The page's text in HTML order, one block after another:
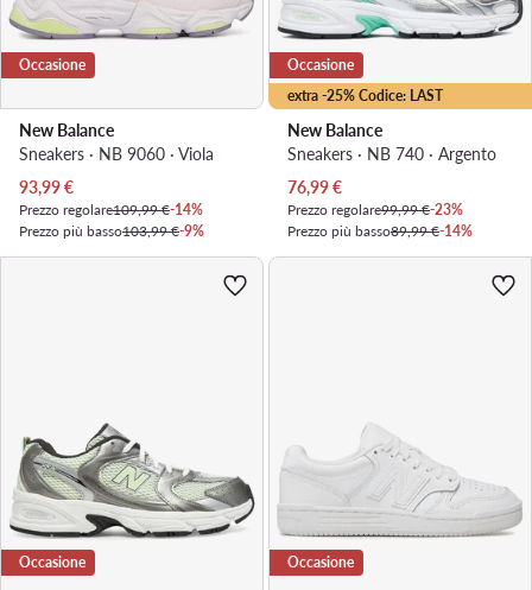
Occasione
New Balance
Sneakers · NB 9060 · Viola
Prezzo attuale
93,99€
Prezzo regolare109,99 €-14%
Prezzo più basso103,99 €-9%
extra -25% Codice: LAST
Occasione
New Balance
Sneakers · NB 740 · Argento
Prezzo attuale
76,99€
Prezzo regolare99,99 €-23%
Prezzo più basso89,99 €-14%
Occasione Occasione